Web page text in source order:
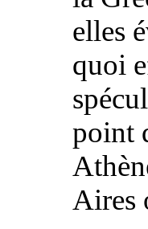
elles
quoi
point
Aires